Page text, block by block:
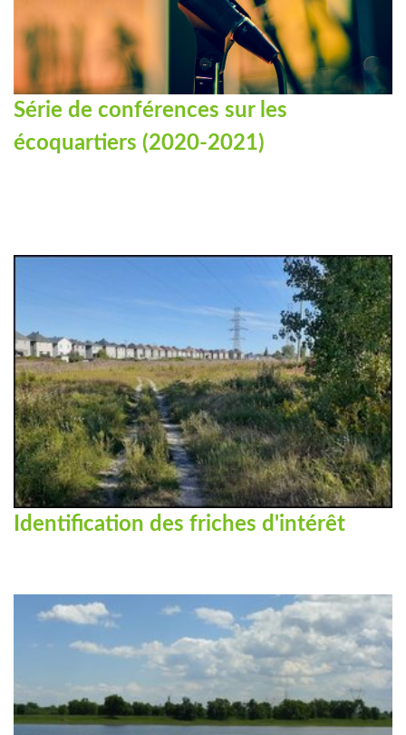
Série de conférences sur les
écoquartiers (2020-2021)
Identification des friches d'intérêt